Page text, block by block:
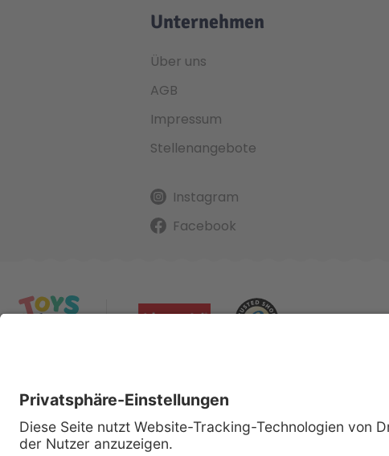
Unternehmen
Über uns
AGB
Impressum
Stellenangebote
Instagram
Facebook